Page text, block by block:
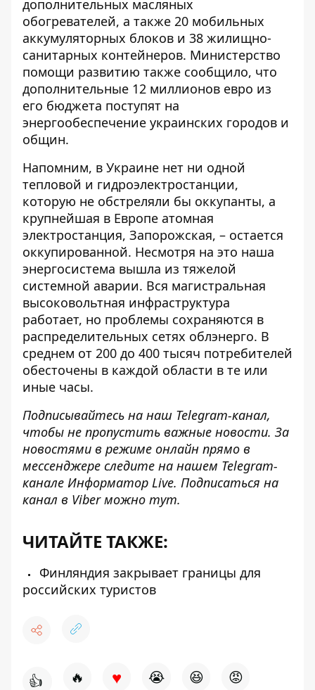
дополнительных масляных
обогревателей, а также 20 мобильных
аккумуляторных блоков и 38 жилищно-
санитарных контейнеров. Министерство
помощи развитию также сообщило, что
дополнительные 12 миллионов евро из
его бюджета поступят на
энергообеспечение украинских городов и
общин.
Напомним, в Украине нет ни одной
тепловой и гидроэлектростанции,
которую не обстреляли бы оккупанты, а
крупнейшая в Европе атомная
электростанция, Запорожская, – остается
оккупированной. Несмотря на это наша
энергосистема вышла из тяжелой
системной аварии. Вся магистральная
высоковольтная инфраструктура
работает, но проблемы сохраняются в
распределительных сетях облэнерго. В
среднем от 200 до 400 тысяч потребителей
обесточены в каждой области в те или
иные часы.
Подписывайтесь на наш Telegram-канал,
чтобы не пропустить важные новости. За
новостями в режиме онлайн прямо в
мессенджере следите на нашем Telegram-
канале Информатор Live. Подписаться на
канал в Viber можно тут.
ЧИТАЙТЕ ТАКЖЕ:
Финляндия закрывает границы для
российских туристов
👍 🔥 ♥ 😭 😆 😡